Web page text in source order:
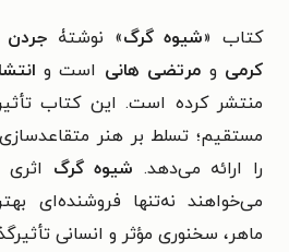
کتاب «شیوه گرگ» نوشتۀ جردن
کرمی و مرتضی هانی است و
منتشر کرده است. این کتاب
مستقیم؛ تسلط بر هنر
را ارائه می‌دهد. شیوه گرگ
می‌خواهند نه‌تنها فروشنده‌ای
ماهر، سخنوری مؤثر و انسانی